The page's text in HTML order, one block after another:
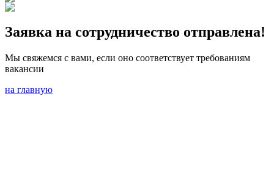
Заявка на сотрудничество отправлена!
Мы свяжемся с вами, если оно соответствует требованиям
вакансии
на главную